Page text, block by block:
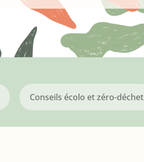
Conseils écolo et zéro-déchet